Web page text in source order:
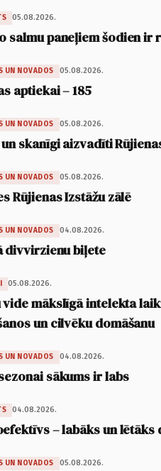
05.08.2026.
salmu paneļiem šodien ir
UN NOVADOS 05.08.2026.
aptiekai – 185
UN NOVADOS 05.08.2026.
skanīgi aizvadīti
UN NOVADOS 05.08.2026.
Rūjienas Izstāžu zālē
UN NOVADOS 04.08.2026.
divvirzienu biļete
05.08.2026.
vide mākslīgā intelekta
un cilvēku domāšanu
UN NOVADOS 04.08.2026.
sākums ir labs
04.08.2026.
– labāks un lētāks
UN NOVADOS 05.08.2026.